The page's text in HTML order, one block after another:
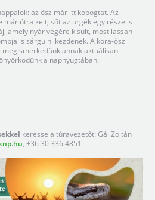
az ősz már itt kopogtat. Az
már útra kelt, sőt az ürgék egy része is
amely nyár végére kisült, most lassan
is sárgulni kezdenek. A kora-őszi
annak aktuálisan
a napnyugtában.
keresse a túravezetőt: Gál Zoltán
, +36 30 336 4851